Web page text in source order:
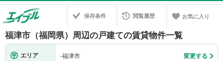
保存条件 閲覧履歴 お気に入り
福津市（福岡県）周辺の戸建ての賃貸物件一覧
エリア -福津市 変更する